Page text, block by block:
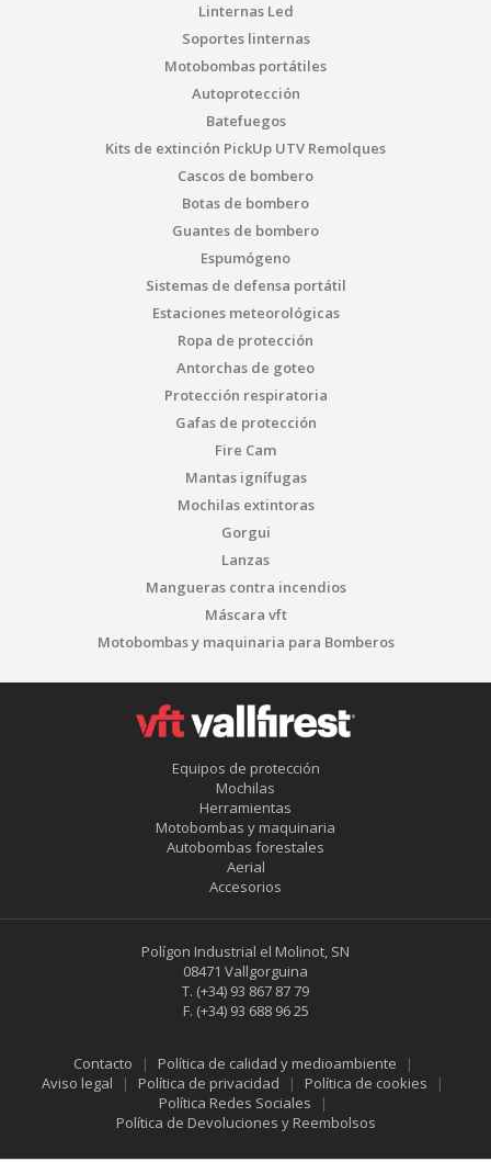
Linternas Led
Soportes linternas
Motobombas portátiles
Autoprotección
Batefuegos
Kits de extinción PickUp UTV Remolques
Cascos de bombero
Botas de bombero
Guantes de bombero
Espumógeno
Sistemas de defensa portátil
Estaciones meteorológicas
Ropa de protección
Antorchas de goteo
Protección respiratoria
Gafas de protección
Fire Cam
Mantas ignífugas
Mochilas extintoras
Gorgui
Lanzas
Mangueras contra incendios
Máscara vft
Motobombas y maquinaria para Bomberos
Equipos de protección
Mochilas
Herramientas
Motobombas y maquinaria
Autobombas forestales
Aerial
Accesorios
Polígon Industrial el Molinot, SN
08471 Vallgorguina
T. (+34) 93 867 87 79
F. (+34) 93 688 96 25
Contacto
Política de calidad y medioambiente
Aviso legal
Política de privacidad
Política de cookies
Política Redes Sociales
Política de Devoluciones y Reembolsos
Guardar configuración Aceptar todas